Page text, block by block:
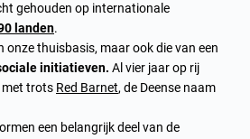
gehouden op internationale
landen.
onze thuisbasis, maar ook die van een
initiatieven. Al vier jaar op rij
met trots Red Barnet, de Deense naam
een belangrijk deel van de